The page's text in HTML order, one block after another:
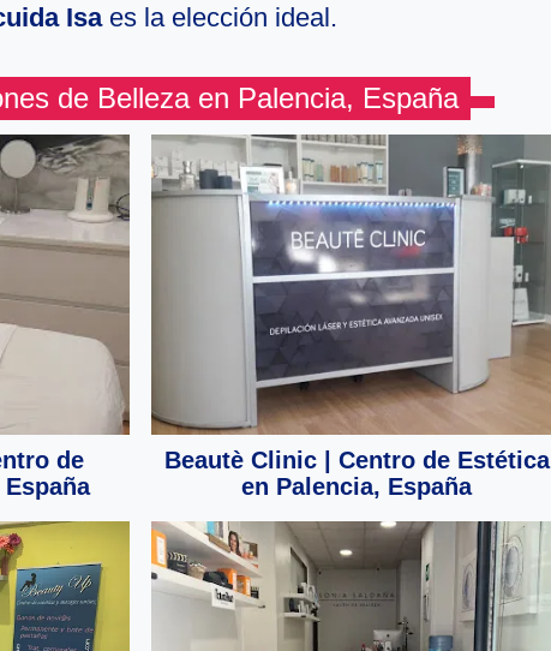
Isaes la elección ideal.
de Belleza en Palencia, España
de
Beautè Clinic | Centro de Estética
en Palencia, España